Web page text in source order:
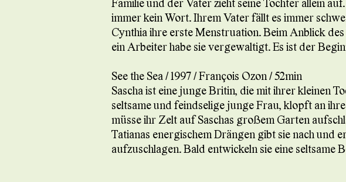
immer kein Wort. Ihrem Vater fällt es immer
Cynthia ihre erste Menstruation. Beim Anblick
ein Arbeiter habe sie vergewaltigt. Es ist der
See the Sea / 1997 / François Ozon / 52min
Sascha ist eine junge Britin, die mit ihrer kleinen
seltsame und feindselige junge Frau, klopft an
müsse ihr Zelt auf Saschas großem Garten
Tatianas energischem Drängen gibt sie nach und
aufzuschlagen. Bald entwickeln sie eine seltsame